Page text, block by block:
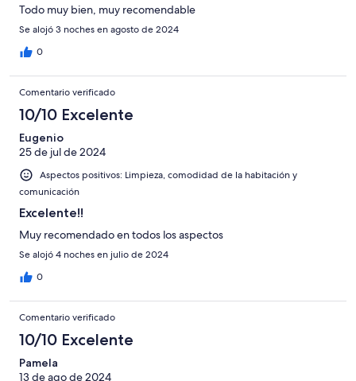
Todo muy bien, muy recomendable
Se alojó 3 noches en agosto de 2024
0
Comentario verificado
10/10 Excelente
Eugenio
25 de jul de 2024
Aspectos positivos: Limpieza, comodidad de la habitación y
comunicación
Excelente!!
Muy recomendado en todos los aspectos
Se alojó 4 noches en julio de 2024
0
Comentario verificado
10/10 Excelente
Pamela
13 de ago de 2024